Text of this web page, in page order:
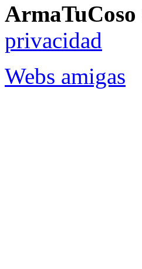
ArmaTuCoso
privacidad
Webs amigas